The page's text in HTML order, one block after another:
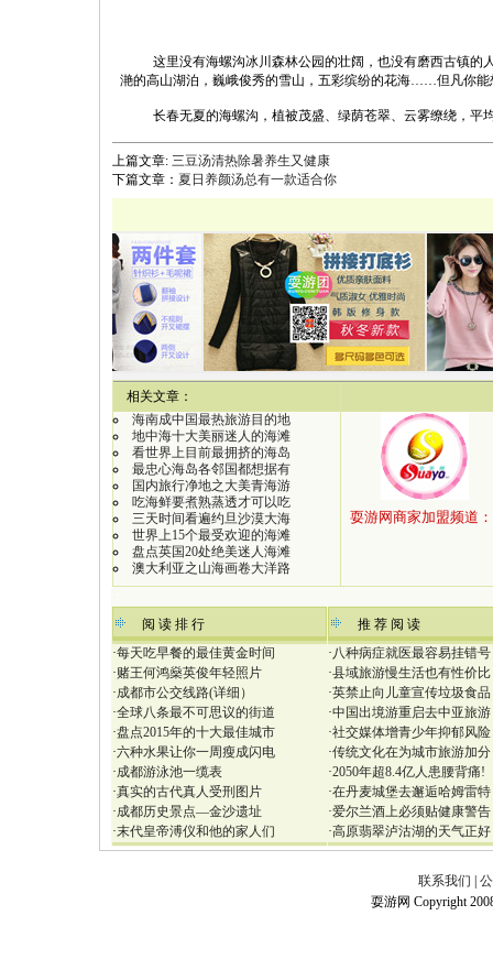
这里没有海螺沟冰川森林公园的壮阔，也没有磨西古镇
滟的高山湖泊，巍峨俊秀的雪山，五彩缤纷的花海……但凡你能
长春无夏的海螺沟，植被茂盛、绿荫苍翠、云雾缭绕，平
上篇文章: 三豆汤清热除暑养生又健康
下篇文章： 夏日养颜汤总有一款适合你
相关文章：
海南成中国最热旅游目的地
地中海十大美丽迷人的海滩
看世界上目前最拥挤的海岛
最忠心海岛各邻国都想据有
国内旅行净地之大美青海游
吃海鲜要煮熟蒸透才可以吃
三天时间看遍约旦沙漠大海
世界上15个最受欢迎的海滩
盘点英国20处绝美迷人海滩
澳大利亚之山海画卷大洋路
阅 读 排 行
·每天吃早餐的最佳黄金时间
·赌王何鸿燊英俊年轻照片
·成都市公交线路(详细）
·全球八条最不可思议的街道
·盘点2015年的十大最佳城市
·六种水果让你一周瘦成闪电
·成都游泳池一缆表
·真实的古代真人受刑图片
·成都历史景点—金沙遗址
·末代皇帝溥仪和他的家人们
推 荐 阅 读
·八种病症就医最容易挂错号
·县域旅游慢生活也有性价比
·英禁止向儿童宣传垃圾食品
·中国出境游重启去中亚旅游
·社交媒体增青少年抑郁风险
·传统文化在为城市旅游加分
·2050年超8.4亿人患腰背痛!
·在丹麦城堡去邂逅哈姆雷特
·爱尔兰酒上必须贴健康警告
·高原翡翠泸沽湖的天气正好
联系我们
耍游网 Copyright